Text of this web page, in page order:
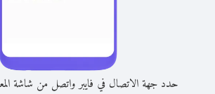
حدد جهة الاتصال في فايبر واتصل من شاشة